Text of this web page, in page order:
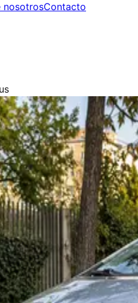
nosotrosContacto